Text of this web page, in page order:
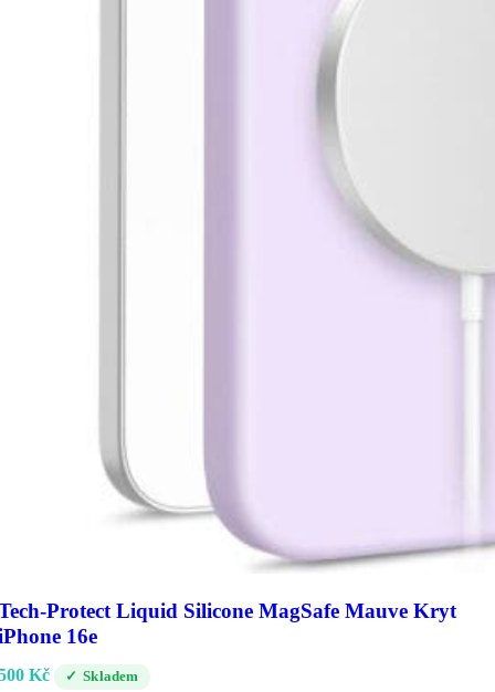
Protect Liquid Silicone MagSafe Mauve Kryt
16e
Kč Skladem